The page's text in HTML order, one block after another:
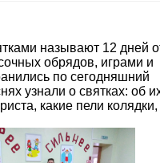
называют 12 дней
обрядов, играми и
по сегодняшний
узнали о святках: об
какие пели